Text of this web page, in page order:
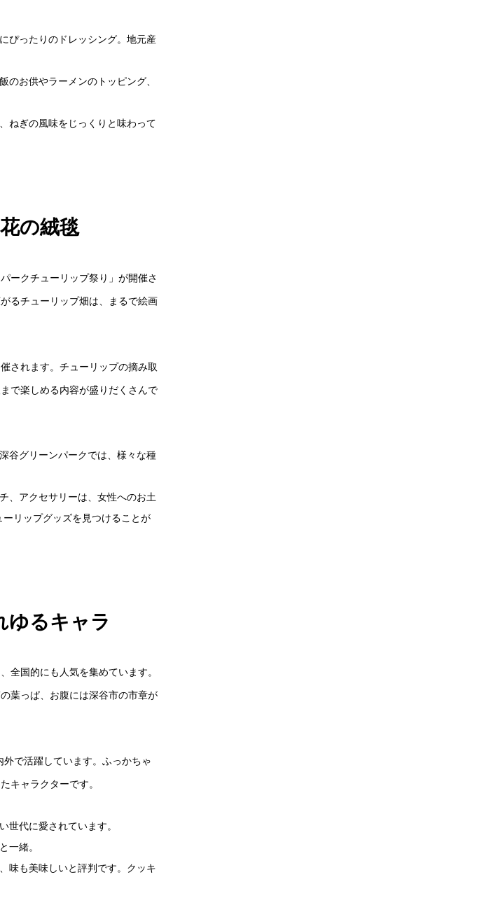
HOME
出版事業のご案内｜danパブリッシング
写真撮影サービス｜danフォト
ぴったりのドレッシング。地元産
のお供やラーメンのトッピング、
ねぎの風味をじっくりと味わって
の絨毯
ークチューリップ祭り」が開催さ
るチューリップ畑は、まるで絵画
されます。チューリップの摘み取
で楽しめる内容が盛りだくさんで
谷グリーンパークでは、様々な種
、アクセサリーは、女性へのお土
リップグッズを見つけることが
ゆるキャラ
全国的にも人気を集めています。
葉っぱ、お腹には深谷市の市章が
で活躍しています。ふっかちゃ
キャラクターです。
世代に愛されています。
一緒。
味も美味しいと評判です。クッキ